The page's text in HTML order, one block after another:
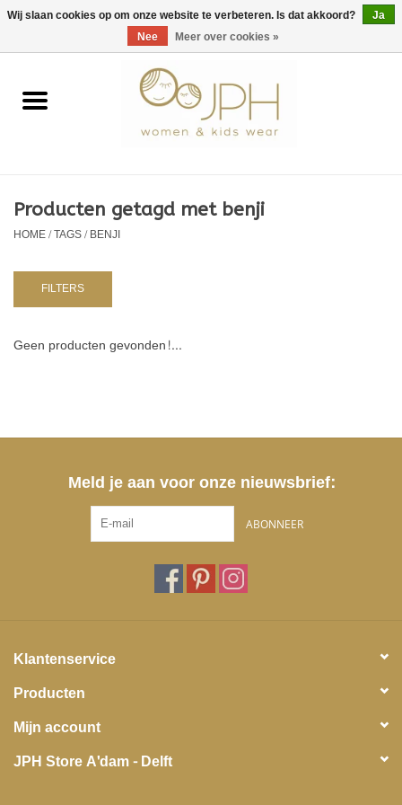
EUR/GBP/USD 0 Artikelen - €0,00
Home
Kids
NURSERY / TABLEWARE
Producten getagd met benji
HOME/TAGS/BENJI
FILTERS
Geen producten gevonden!...
Meld je aan voor onze nieuwsbrief:
ABONNEER
Klantenservice
Producten
Mijn account
JPH Store A'dam - Delft
Wij slaan cookies op om onze website te verbeteren. Is dat akkoord?
Ja
Nee
Meer over cookies »